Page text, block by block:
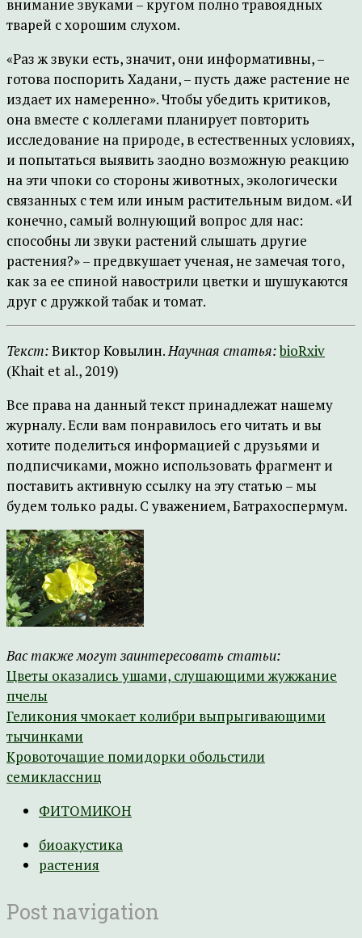
внимание звуками – кругом полно травоядных
тварей с хорошим слухом.
«Раз ж звуки есть, значит, они информативны, –
готова поспорить Хадани, – пусть даже растение не
издает их намеренно». Чтобы убедить критиков,
она вместе с коллегами планирует повторить
исследование на природе, в естественных условиях,
и попытаться выявить заодно возможную реакцию
на эти чпоки со стороны животных, экологически
связанных с тем или иным растительным видом. «И
конечно, самый волнующий вопрос для нас:
способны ли звуки растений слышать другие
растения?» – предвкушает ученая, не замечая того,
как за ее спиной навострили цветки и шушукаются
друг с дружкой табак и томат.
Текст:Виктор Ковылин.Научная статья:bioRxiv
(Khait et al., 2019)
Все права на данный текст принадлежат нашему
журналу. Если вам понравилось его читать и вы
хотите поделиться информацией с друзьями и
подписчиками, можно использовать фрагмент и
поставить активную ссылку на эту статью – мы
будем только рады. С уважением, Батрахоспермум.
Вас также могут заинтересовать статьи:
Цветы оказались ушами, слушающими жужжание
пчелы
Геликония чмокает колибри выпрыгивающими
тычинками
Кровоточащие помидорки обольстили
семиклассниц
ФИТОМИКОН
биоакустика
растения
Post navigation